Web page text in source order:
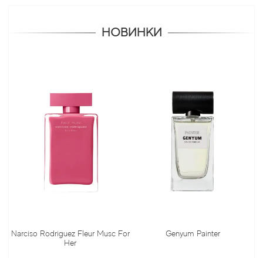
НОВИНКИ
Narciso Rodriguez Fleur Musc For
Her
Genyum Painter